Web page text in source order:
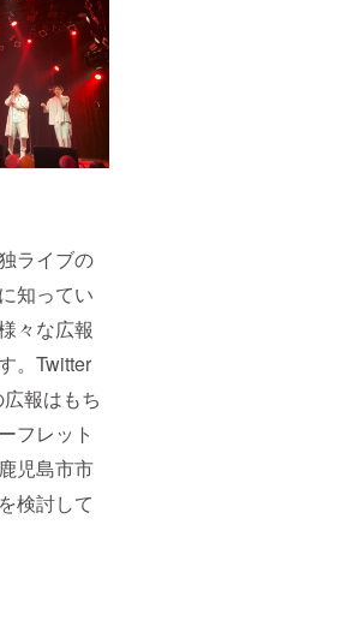
ライブの
知ってい
々な広報
。Twitter
報はもち
フレット
児島市市
検討して